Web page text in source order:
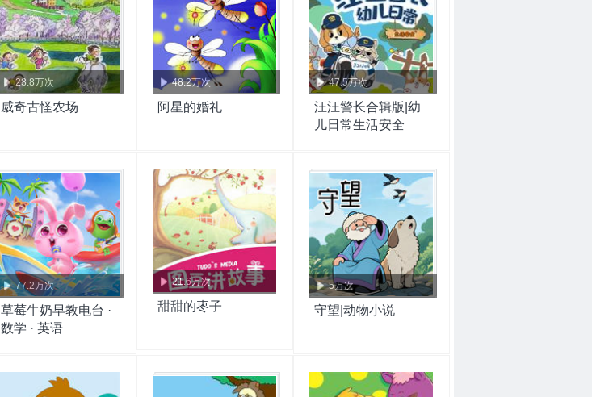
28.8万次
威奇古怪农场
48.2万次
阿星的婚礼
47.5万次
汪汪警长合辑版|幼
儿日常生活安全
77.2万次
草莓牛奶早教电台 ·
数学 · 英语
21.6万次
甜甜的枣子
5万次
守望|动物小说